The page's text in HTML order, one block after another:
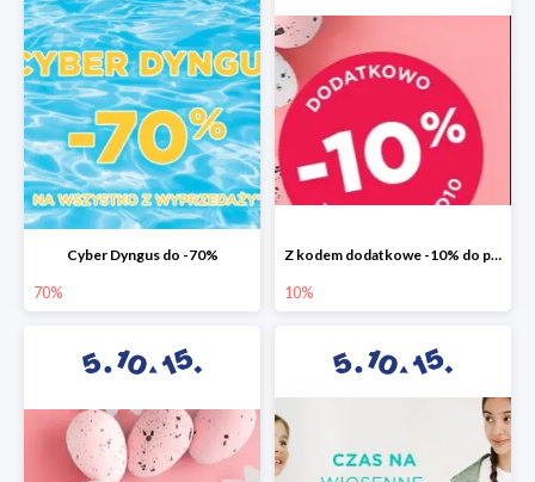
Cyber Dyngus do -70%
70%
Z kodem dodatkowe -10% do promocji -50%!
10%